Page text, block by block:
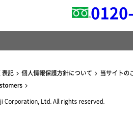
表記 個人情報保護方針について 当サイトの
Corporation, Ltd. All rights reserved.